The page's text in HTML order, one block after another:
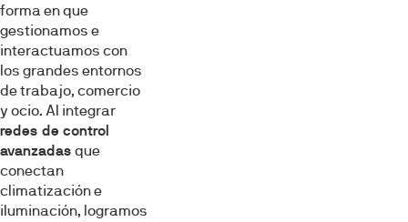
forma en que
gestionamos e
interactuamos con
los grandes entornos
de trabajo, comercio
y ocio. Al integrar
redes de control
avanzadas que
conectan
climatización e
iluminación, logramos